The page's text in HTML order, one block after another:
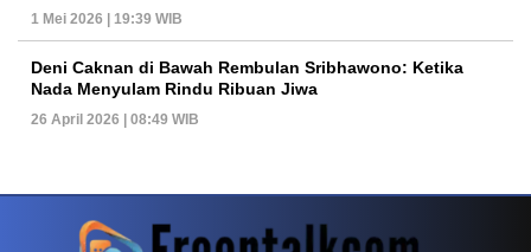
1 Mei 2026 | 19:39 WIB
Deni Caknan di Bawah Rembulan Sribhawono: Ketika
Nada Menyulam Rindu Ribuan Jiwa
26 April 2026 | 08:49 WIB
PETIR800 LOGIN Baccarat Dan Evolusi Game Meja Digital